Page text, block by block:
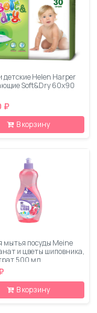
детские Helen Harper
Soft&Dry 60x90
₽
В корзину
мытья посуды Meine
и цветы шиповника,
500 мл
В корзину